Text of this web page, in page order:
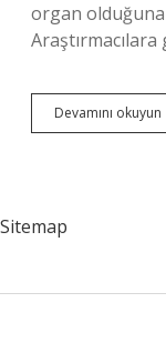
organ olduğuna
Devamını okuyun
Sitemap